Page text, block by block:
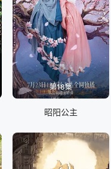
第18集
昭阳公主